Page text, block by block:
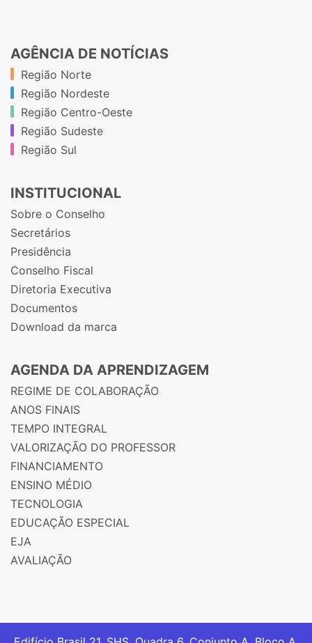
AGÊNCIA DE NOTÍCIAS
Região Norte
Região Nordeste
Região Centro-Oeste
Região Sudeste
Região Sul
INSTITUCIONAL
Sobre o Conselho
Secretários
Presidência
Conselho Fiscal
Diretoria Executiva
Documentos
Download da marca
AGENDA DA APRENDIZAGEM
REGIME DE COLABORAÇÃO
ANOS FINAIS
TEMPO INTEGRAL
VALORIZAÇÃO DO PROFESSOR
FINANCIAMENTO
ENSINO MÉDIO
TECNOLOGIA
EDUCAÇÃO ESPECIAL
EJA
AVALIAÇÃO